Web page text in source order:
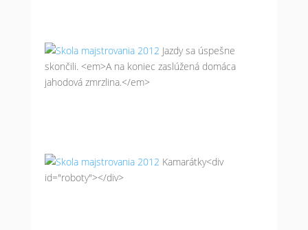
Jazdy sa úspešne
skončili. <em>A na koniec zaslúžená domáca
jahodová zmrzlina.</em>
Kamarátky<div
id="roboty"></div>